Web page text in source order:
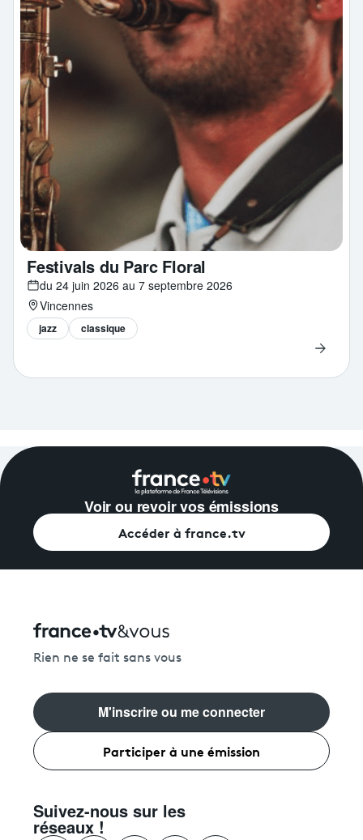
Festivals du Parc Floral
du 24 juin 2026 au 7 septembre 2026
Vincennes
jazz classique
Voir ou revoir vos émissions
Accéder à france.tv
Rien ne se fait sans vous
M'inscrire ou me connecter
Participer à une émission
Suivez-nous sur les
réseaux !